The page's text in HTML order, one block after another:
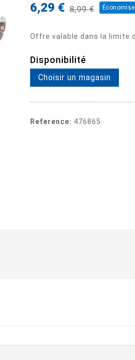
6,29 € 8,99 €
Offre valable dans la limite
Disponibilité
Choisir un magasin
Reference: 476865